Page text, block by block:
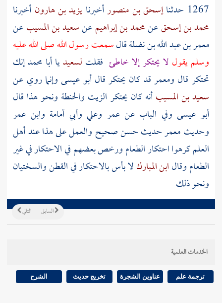
1267 حدثنا
إسحق بن منصورأخبرنا يزيد بن هارون أخبرنا
محمد بن إسحقعنمحمد بن إبراهيمعنسعيد بن المسيبعن
معمر بن عبد الله بن نضلةقالسمعت رسول الله صلى الله عليه
وسلم يقول لا يحتكر إلا خاطئ فقلت لسعيدياأبا محمدإنك
تحتكر قال ومعمرقد كان يحتكر قال أبو عيسى وإنما روي عن
سعيد بن المسيبأنه كان يحتكر الزيت والحنطة ونحو هذا قال
أبو عيسى وفي الباب عن عمر وعلي وأبي أمامة وابن عمر
وحديثمعمرحديث حسن صحيح والعمل على هذا عند أهل
العلم كرهوا احتكار الطعام ورخص بعضهم في الاحتكار في غير
الطعام وقالابن المباركلا بأس بالاحتكار في القطن والسختيان
ونحو ذلك
التالي السابق
الخدمات العلمية
ترجمة علم عناوين الشجرة تخريج حديث الشرح